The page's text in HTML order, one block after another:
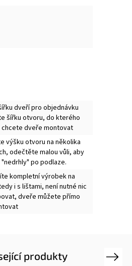
dveří pro objednávku
šířku otvoru, do kterého
dveře montovat
výšku otvoru na několika
odečtěte malou vůli, aby
po podlaze.
kompletní výrobek na
i s lištami, není nutné nic
dveře můžete přímo
produkty Next